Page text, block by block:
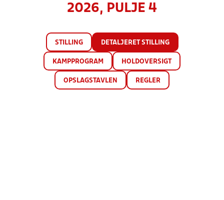
2026, PULJE 4
STILLING DETALJERET STILLING
KAMPPROGRAM HOLDOVERSIGT
OPSLAGSTAVLEN REGLER